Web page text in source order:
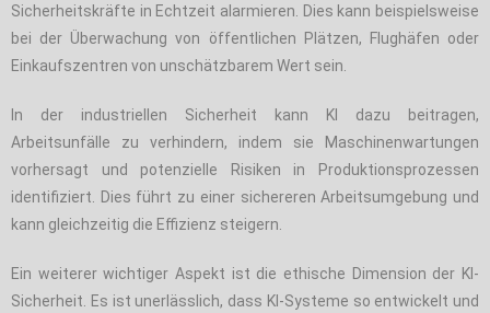
Sicherheitskräfte in Echtzeit alarmieren. Dies kann beispielsweise
bei der Überwachung von öffentlichen Plätzen, Flughäfen oder
Einkaufszentren von unschätzbarem Wert sein.
In der industriellen Sicherheit kann KI dazu beitragen,
Arbeitsunfälle zu verhindern, indem sie Maschinenwartungen
vorhersagt und potenzielle Risiken in Produktionsprozessen
identifiziert. Dies führt zu einer sichereren Arbeitsumgebung und
kann gleichzeitig die Effizienz steigern.
Ein weiterer wichtiger Aspekt ist die ethische Dimension der KI-
Sicherheit. Es ist unerlässlich, dass KI-Systeme so entwickelt und